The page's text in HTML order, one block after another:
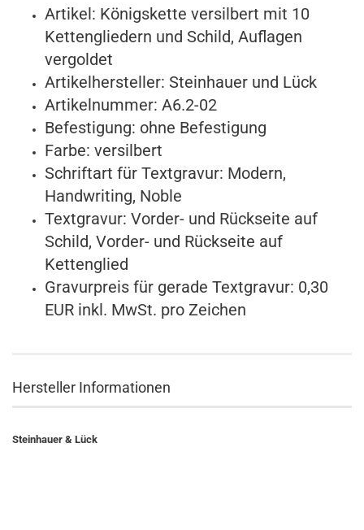
Artikel: Königskette versilbert mit 10
Kettengliedern und Schild, Auflagen
vergoldet
Artikelhersteller: Steinhauer und Lück
Artikelnummer: A6.2-02
Befestigung: ohne Befestigung
Farbe: versilbert
Schriftart für Textgravur: Modern,
Handwriting, Noble
Textgravur: Vorder- und Rückseite auf
Schild, Vorder- und Rückseite auf
Kettenglied
Gravurpreis für gerade Textgravur: 0,30
EUR inkl. MwSt. pro Zeichen
Hersteller Informationen
Steinhauer & Lück